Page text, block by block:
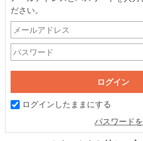
ださい。
ログインしたままにする
パスワード